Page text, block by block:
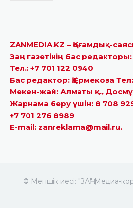
ZANMEDIA.KZ – Қоғамдық-
Заң газетінің бас
Тел.: +7 701 122 0940
Бас редактор: Қ.Ермекова
Мекен-жай: Алматы қ.,
Жарнама беру үшін: 8 708
+7 701 276 8989
E-mail: zanreklama@mail.ru.
© Меншік иесі: "ЗАҢ" Медиа-